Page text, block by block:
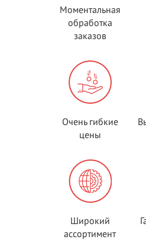
Моментальная
обработка
заказов
Очень гибкие
цены
Широкий
ассортимент